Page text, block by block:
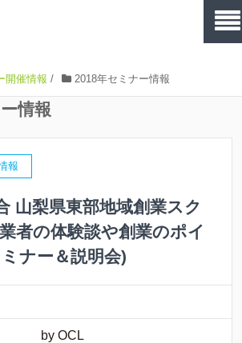
開催情報 / 2018年セミナー情報
情報
報
山梨県東部地域創業スク
者の体験談や創業のポイ
ナー＆説明会)
by OCL